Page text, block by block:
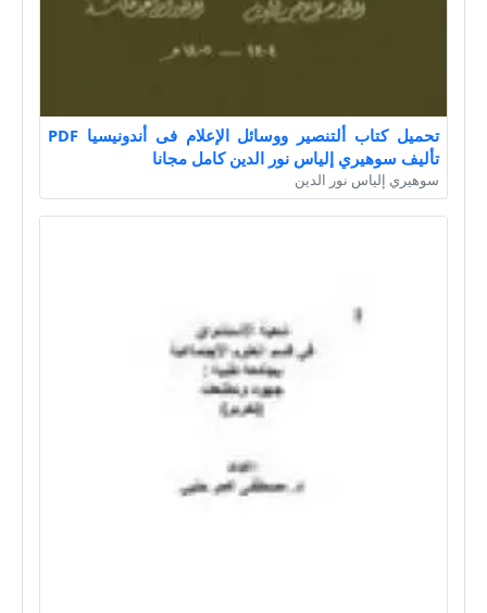
تحميل كتاب ألتنصير ووسائل الإعلام فى أندونيسيا PDF
تأليف سوهيري إلياس نور الدين كامل مجانا
سوهيري إلياس نور الدين